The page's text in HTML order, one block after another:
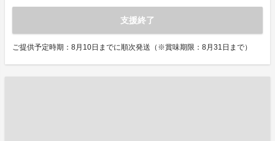
支援終了
ご提供予定時期：8月10日までに順次発送（※賞味期限：8月31日まで）